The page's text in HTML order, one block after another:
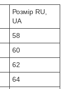
Розмір RU,
UA
58
60
62
64